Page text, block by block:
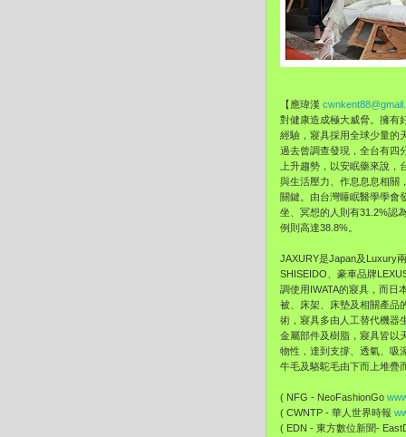
【應瑋漢
對健康造成極大威脅。 擁有
經驗， 寢具採用全球少量的
過去曾調查發現， 全台有四
上升趨勢，以安眠藥來說，
與生活壓力、作息息息相關
關鍵。 由台灣睡眠醫學學會
坐、冥想的人則有31.2%認
例則高達38.8%。
JAXURY是Japan及Luxury
SHISEIDO、豪車品牌
調使用IWATA的寢具， 而日
被、 床架、床墊及相關產品
術， 寢具多由人工替代機器
金屬部件及樹脂，寢具皆以
物性，達到支撐、透氣、 吸
牛毛及駱駝毛由下而上堆疊
( NFG - NeoFashionGo
( CWNTP - 華人世界時報
( EDN - 東方數位新聞-